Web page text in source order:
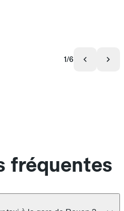
1/6
fréquentes